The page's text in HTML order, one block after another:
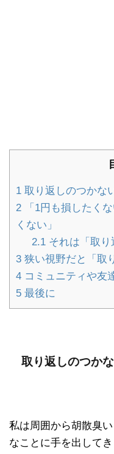
1 取り返しのつかな
2 「1円も損したく
くない」
2.1それは「取り
3 狭い視野だと「取
4 コミュニティや友
5 最後に
取り返しのつか
私は周囲から胡散臭
なことに手を出してき